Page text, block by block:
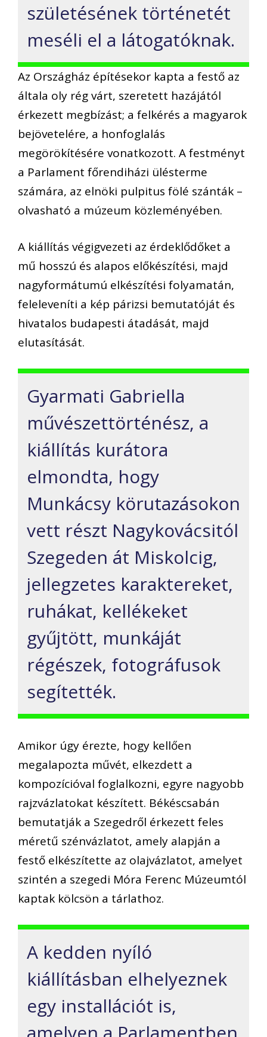
születésének történetét
meséli el a látogatóknak.
Az Országház építésekor kapta a festő az
általa oly rég várt, szeretett hazájától
érkezett megbízást; a felkérés a magyarok
bejövetelére, a honfoglalás
megörökítésére vonatkozott. A festményt
a Parlament főrendiházi ülésterme
számára, az elnöki pulpitus fölé szánták –
olvasható a múzeum közleményében.
A kiállítás végigvezeti az érdeklődőket a
mű hosszú és alapos előkészítési, majd
nagyformátumú elkészítési folyamatán,
feleleveníti a kép párizsi bemutatóját és
hivatalos budapesti átadását, majd
elutasítását.
Gyarmati Gabriella
művészettörténész, a
kiállítás kurátora
elmondta, hogy
Munkácsy körutazásokon
vett részt Nagykovácsitól
Szegeden át Miskolcig,
jellegzetes karaktereket,
ruhákat, kellékeket
gyűjtött, munkáját
régészek, fotográfusok
segítették.
Amikor úgy érezte, hogy kellően
megalapozta művét, elkezdett a
kompozícióval foglalkozni, egyre nagyobb
rajzvázlatokat készített. Békéscsabán
bemutatják a Szegedről érkezett feles
méretű szénvázlatot, amely alapján a
festő elkészítette az olajvázlatot, amelyet
szintén a szegedi Móra Ferenc Múzeumtól
kaptak kölcsön a tárlathoz.
A kedden nyíló
kiállításban elhelyeznek
egy installációt is,